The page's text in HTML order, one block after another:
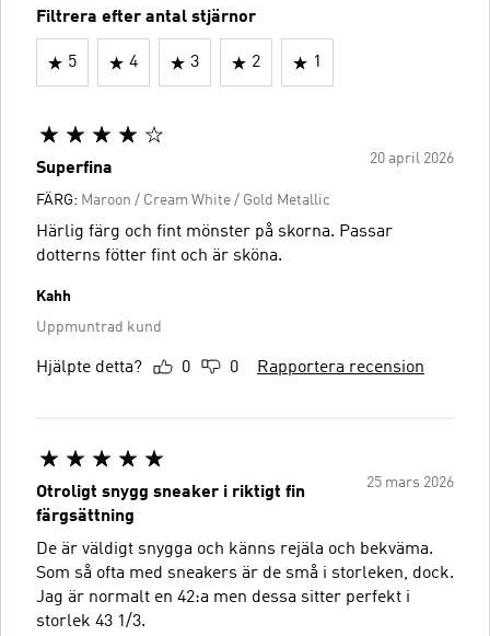
Filtrera efter antal stjärnor
5 4 3 2 1
20 april 2026
Superfina
FÄRG: Maroon / Cream White / Gold Metallic
Härlig färg och fint mönster på skorna. Passar
dotterns fötter fint och är sköna.
Kahh
Uppmuntrad kund
Hjälpte detta? 0 0 Rapportera recension
25 mars 2026
Otroligt snygg sneaker i riktigt fin
färgsättning
De är väldigt snygga och känns rejäla och bekväma.
Som så ofta med sneakers är de små i storleken, dock.
Jag är normalt en 42:a men dessa sitter perfekt i
storlek 43 1/3.